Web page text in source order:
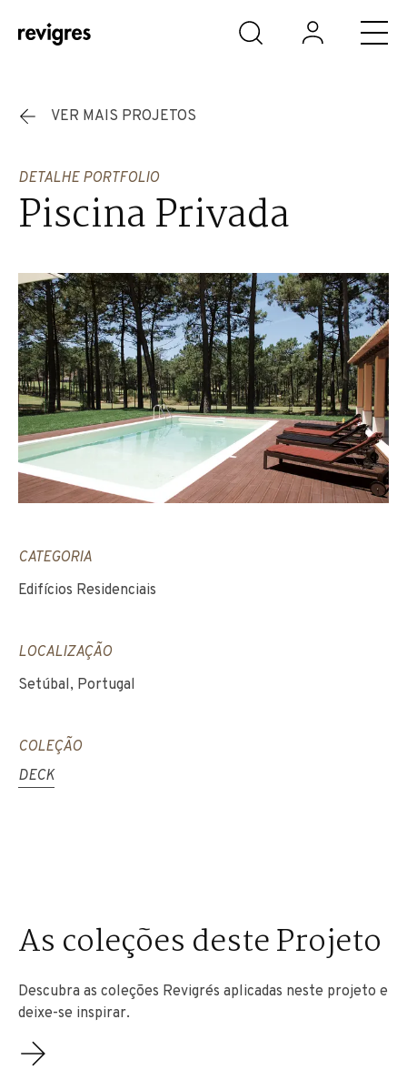
Saltar para o conteúdo principal
VER MAIS PROJETOS
DETALHE PORTFOLIO
Piscina Privada
CATEGORIA
Edifícios Residenciais
LOCALIZAÇÃO
Setúbal, Portugal
COLEÇÃO
DECK
As coleções deste Projeto
Descubra as coleções Revigrés aplicadas neste projeto e
deixe-se inspirar.